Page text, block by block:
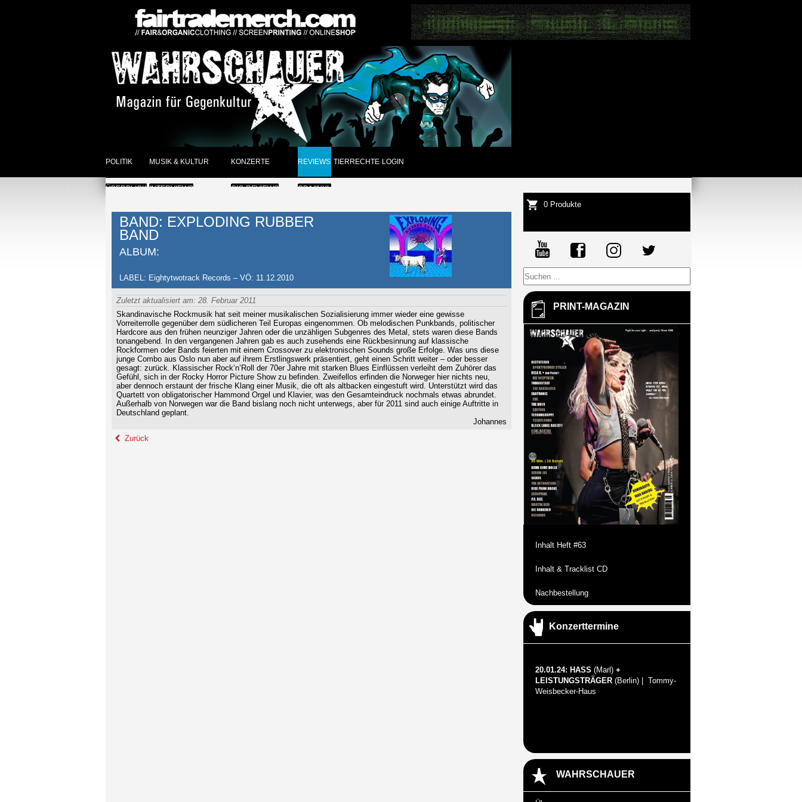
POLITIK
ÜBERBLICK
MUSIK & KULTUR
INTERVIEWS
REVIEWS DER WOCHE
SONSTIGES
KONZERTE
GIG-REVIEWS
ANKÜNDIGUNGEN
REVIEWS
CD/VINYL
DVD
TIERRECHTE LOGIN
BAND: EXPLODING RUBBER
BAND
ALBUM:
LABEL: Eightytwotrack Records – VÖ: 11.12.2010
Zuletzt aktualisiert am: 28. Februar 2011
Skandinavische Rockmusik hat seit meiner musikalischen Sozialisierung immer wieder eine gewisse
Vorreiterrolle gegenüber dem südlicheren Teil Europas eingenommen. Ob melodischen Punkbands, politischer
Hardcore aus den frühen neunziger Jahren oder die unzähligen Subgenres des Metal, stets waren diese Bands
tonangebend. In den vergangenen Jahren gab es auch zusehends eine Rückbesinnung auf klassische
Rockformen oder Bands feierten mit einem Crossover zu elektronischen Sounds große Erfolge. Was uns diese
junge Combo aus Oslo nun aber auf ihrem Erstlingswerk präsentiert, geht einen Schritt weiter – oder besser
gesagt: zurück. Klassischer Rock‘n’Roll der 70er Jahre mit starken Blues Einflüssen verleiht dem Zuhörer das
Gefühl, sich in der Rocky Horror Picture Show zu befinden. Zweifellos erfinden die Norweger hier nichts neu,
aber dennoch erstaunt der frische Klang einer Musik, die oft als altbacken eingestuft wird. Unterstützt wird das
Quartett von obligatorischer Hammond Orgel und Klavier, was den Gesamteindruck nochmals etwas abrundet.
Außerhalb von Norwegen war die Band bislang noch nicht unterwegs, aber für 2011 sind auch einige Auftritte in
Deutschland geplant.
Johannes
Zurück
0 Produkte
PRINT-MAGAZIN
Inhalt Heft #63
Inhalt & Tracklist CD
Nachbestellung
Konzerttermine
20.01.24: HASS (Marl) +
LEISTUNGSTRÄGER (Berlin) | Tommy-
Weisbecker-Haus
WAHRSCHAUER